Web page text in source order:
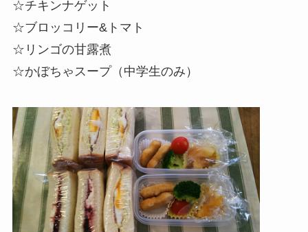
☆チキンナゲット
☆ブロッコリー&トマト
☆リンゴの甘露煮
☆かぼちゃスープ（中学生のみ）